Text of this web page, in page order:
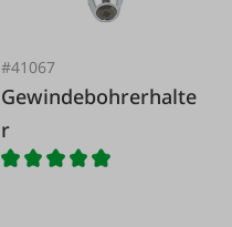
#41067
Gewindebohrerhalte
r